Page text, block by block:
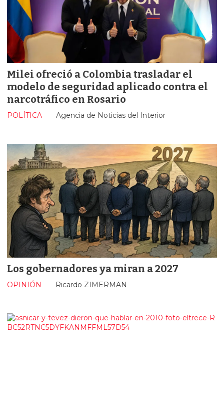
Milei ofreció a Colombia trasladar el
modelo de seguridad aplicado contra el
narcotráfico en Rosario
Agencia de Noticias del Interior
POLÍTICA
Los gobernadores ya miran a 2027
Ricardo ZIMERMAN
OPINIÓN